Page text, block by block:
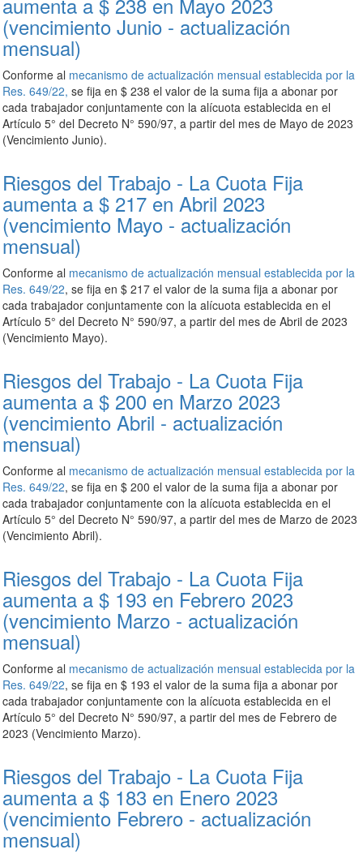
(vencimiento Junio - actualización
mensual)
Conforme al mecanismo de actualización mensual establecida por la
Res. 649/22, se fija en $ 238 el valor de la suma fija a abonar por
cada trabajador conjuntamente con la alícuota establecida en el
Artículo 5° del Decreto N° 590/97, a partir del mes de Mayo de 2023
(Vencimiento Junio).
Riesgos del Trabajo - La Cuota Fija
aumenta a $ 217 en Abril 2023
(vencimiento Mayo - actualización
mensual)
Conforme al mecanismo de actualización mensual establecida por la
Res. 649/22, se fija en $ 217 el valor de la suma fija a abonar por
cada trabajador conjuntamente con la alícuota establecida en el
Artículo 5° del Decreto N° 590/97, a partir del mes de Abril de 2023
(Vencimiento Mayo).
Riesgos del Trabajo - La Cuota Fija
aumenta a $ 200 en Marzo 2023
(vencimiento Abril - actualización
mensual)
Conforme al mecanismo de actualización mensual establecida por la
Res. 649/22, se fija en $ 200 el valor de la suma fija a abonar por
cada trabajador conjuntamente con la alícuota establecida en el
Artículo 5° del Decreto N° 590/97, a partir del mes de Marzo de 2023
(Vencimiento Abril).
Riesgos del Trabajo - La Cuota Fija
aumenta a $ 193 en Febrero 2023
(vencimiento Marzo - actualización
mensual)
Conforme al mecanismo de actualización mensual establecida por la
Res. 649/22, se fija en $ 193 el valor de la suma fija a abonar por
cada trabajador conjuntamente con la alícuota establecida en el
Artículo 5° del Decreto N° 590/97, a partir del mes de Febrero de
2023 (Vencimiento Marzo).
Riesgos del Trabajo - La Cuota Fija
aumenta a $ 183 en Enero 2023
(vencimiento Febrero - actualización
mensual)